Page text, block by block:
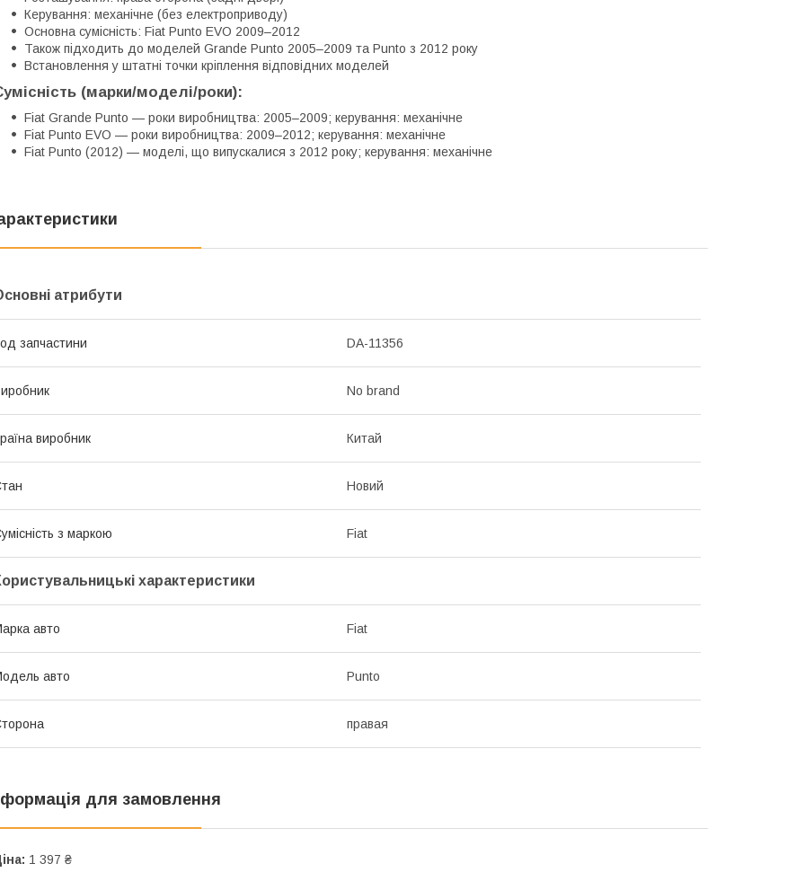
Керування: механічне (без електроприводу)
Основна сумісність: Fiat Punto EVO 2009–2012
Також підходить до моделей Grande Punto 2005–2009 та Punto з 2012 року
Встановлення у штатні точки кріплення відповідних моделей
(марки/моделі/роки):
Fiat Grande Punto — роки виробництва: 2005–2009; керування: механічне
Fiat Punto EVO — роки виробництва: 2009–2012; керування: механічне
Fiat Punto (2012) — моделі, що випускалися з 2012 року; керування: механічне
атрибути
запчастини DA-11356
No brand
виробник Китай
Новий
з маркою Fiat
характеристики
авто Fiat
авто Punto
правая
для замовлення
1 397 ₴